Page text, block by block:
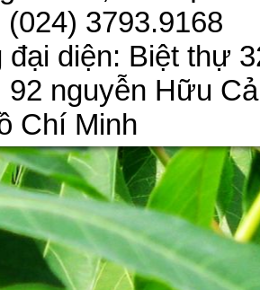
(024)
đại diện: Biệt thự
92 nguyễn Hữu
Chí Minh